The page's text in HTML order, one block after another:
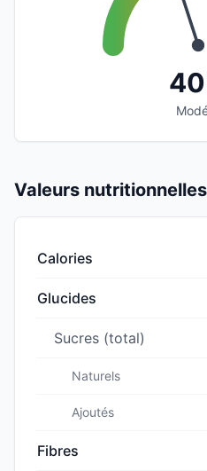
Valeurs
Calories
Glucides
Sucres (total)
Naturels
Ajoutés
Fibres